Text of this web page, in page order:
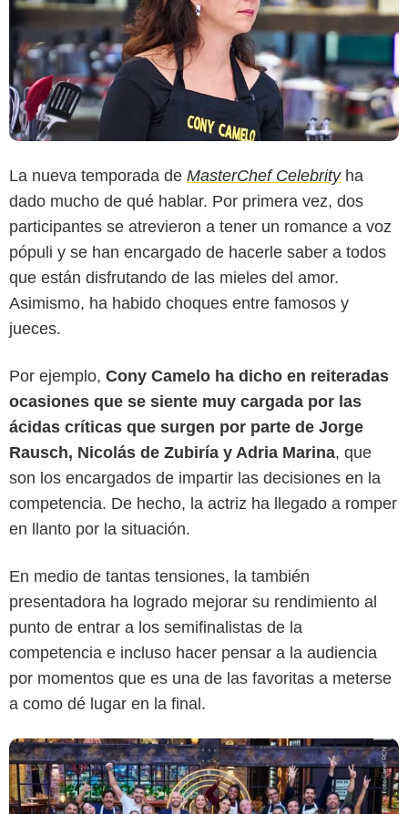
La nueva temporada de MasterChef Celebrityha
dado mucho de qué hablar. Por primera vez, dos
participantes se atrevieron a tener un romance a voz
pópuli y se han encargado de hacerle saber a todos
que están disfrutando de las mieles del amor.
Asimismo, ha habido choques entre famosos y
jueces.
Por ejemplo, Cony Camelo ha dicho en reiteradas
ocasiones que se siente muy cargada por las
ácidas críticas que surgen por parte de Jorge
Rausch, Nicolás de Zubiría y Adria Marina, que
son los encargados de impartir las decisiones en la
competencia. De hecho, la actriz ha llegado a romper
en llanto por la situación.
En medio de tantas tensiones, la también
presentadora ha logrado mejorar su rendimiento al
punto de entrar a los semifinalistas de la
competencia e incluso hacer pensar a la audiencia
por momentos que es una de las favoritas a meterse
a como dé lugar en la final.
Canal RCN